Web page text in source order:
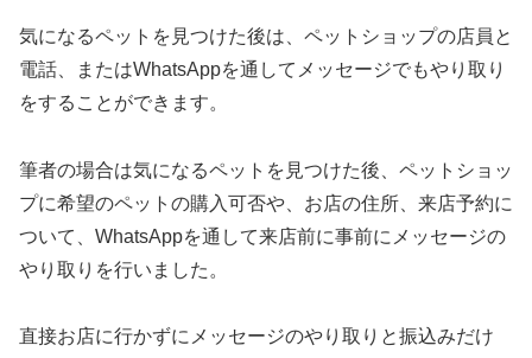
気になるペットを見つけた後は、ペットショップの店員と
電話、またはWhatsAppを通してメッセージでもやり取り
をすることができます。
筆者の場合は気になるペットを見つけた後、ペットショッ
プに希望のペットの購入可否や、お店の住所、来店予約に
ついて、WhatsAppを通して来店前に事前にメッセージの
やり取りを行いました。
直接お店に行かずにメッセージのやり取りと振込みだけ